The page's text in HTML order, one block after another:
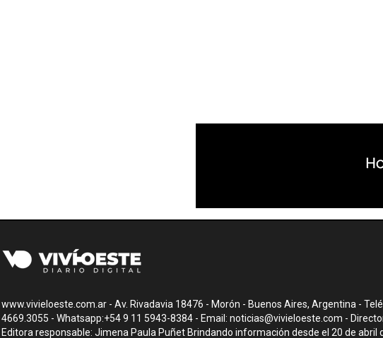
www.vivieloeste.com.ar - Av. Rivadavia 18476 - Morón - Buenos Aires, Argentina -
4669.3055 - Whatsapp:+54 9 11 5943-8384 - Email: noticias@vivieloeste.com -
Editora responsable: Jimena Paula Puñet Brindando información desde el 20 de abril